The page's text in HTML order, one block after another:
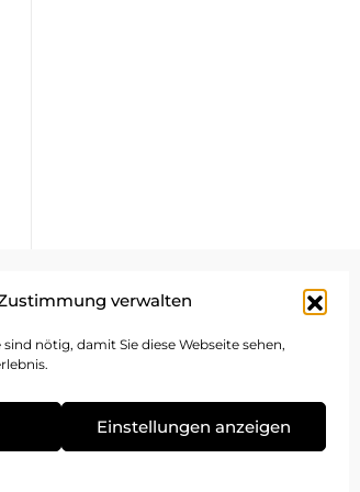
verwalten
nötig, damit Sie diese Webseite sehen,
Einstellungen anzeigen